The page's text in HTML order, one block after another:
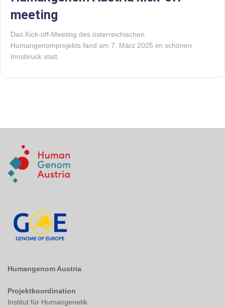
meeting
Das Kick-off-Meeting des österreichischen
Humangenomprojekts fand am 7. März 2025 im schönen
Innsbruck statt.
Humangenom Austria
Projektkoordination
Institut für Humangenetik